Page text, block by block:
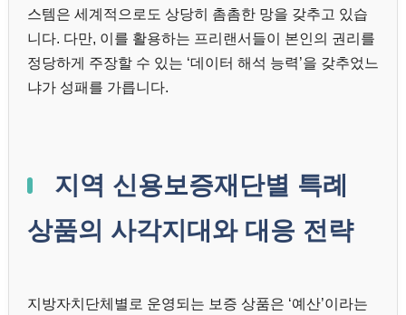
스템은 세계적으로도 상당히 촘촘한 망을 갖추고 있습
니다. 다만, 이를 활용하는 프리랜서들이 본인의 권리를
정당하게 주장할 수 있는 ‘데이터 해석 능력’을 갖추었느
냐가 성패를 가릅니다.
지역 신용보증재단별 특례
상품의 사각지대와 대응 전략
지방자치단체별로 운영되는 보증 상품은 ‘예산’이라는